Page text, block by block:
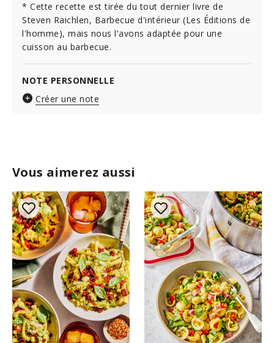
Vous aimerez aussi
* Cette recette est tirée du tout dernier livre de
Steven Raichlen, Barbecue d'intérieur (Les Éditions de
l'homme), mais nous l'avons adaptée pour une
cuisson au barbecue.
NOTE PERSONNELLE
Créer une note